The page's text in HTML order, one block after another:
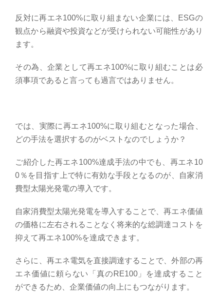
反対に再エネ100%に取り組まない企業には、 ESGの
観点から融資や投資などが受けられない可能性があり
ます。
その為、企業として再エネ100%に取り組むことは必
須事項であると言っても過言ではありません。
では、実際に再エネ100%に取り組むとなった場合、
どの手法を選択するのがベストなのでしょうか？
ご紹介した再エネ100%達成手法の中でも、再エネ10
0 ％を目指す上で特に有効な手段となるのが、自家消
費型太陽光発電の導入です。
自家消費型太陽光発電を導入することで、再エネ価値
の価格に左右されることなく将来的な総調達コストを
抑えて再エネ100%を達成できます。
さらに、再エネ電気を直接調達することで、外部の再
エネ価値に頼らない「真のRE100」を達成すること
ができるため、企業価値の向上にもつながります。